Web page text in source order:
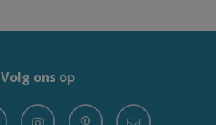
Volg ons op